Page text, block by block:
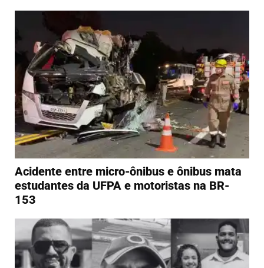
Acidente entre micro-ônibus e ônibus mata
estudantes da UFPA e motoristas na BR-
153